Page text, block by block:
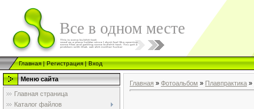
Все в одном месте
Главная|Регистрация|Вход
Меню сайта
Главная страница
Каталог файлов
Главная » Фотоальбом » Плавпрактика »